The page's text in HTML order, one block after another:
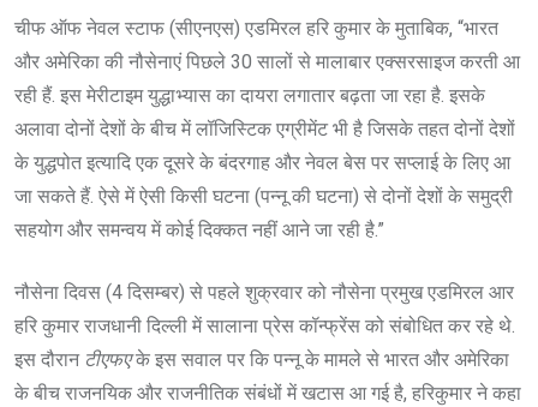
चीफ ऑफ नेवल स्टाफ (सीएनएस) एडमिरल हरि कुमार के मुताबिक, “भारत
और अमेरिका की नौसेनाएं पिछले 30 सालों से मालाबार एक्सरसाइज करती आ
रही हैं. इस मेरीटाइम युद्धाभ्यास का दायरा लगातार बढ़ता जा रहा है. इसके
अलावा दोनों देशों के बीच में लॉजिस्टिक एग्रीमेंट भी है जिसके तहत दोनों देशों
के युद्धपोत इत्यादि एक दूसरे के बंदरगाह और नेवल बेस पर सप्लाई के लिए आ
जा सकते हैं. ऐसे में ऐसी किसी घटना (पन्नू की घटना) से दोनों देशों के समुद्री
सहयोग और समन्वय में कोई दिक्कत नहीं आने जा रही है.”
नौसेना दिवस (4 दिसम्बर) से पहले शुक्रवार को नौसेना प्रमुख एडमिरल आर
हरि कुमार राजधानी दिल्ली में सालाना प्रेस कॉन्फ्रेंस को संबोधित कर रहे थे.
इस दौरान टीएफएके इस सवाल पर कि पन्नू के मामले से भारत और अमेरिका
के बीच राजनयिक और राजनीतिक संबंधों में खटास आ गई है, हरिकुमार ने कहा